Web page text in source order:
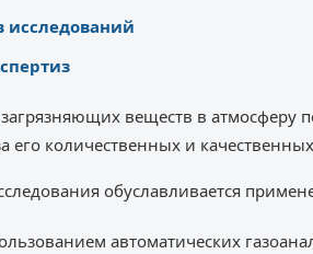
исследований
веществ в атмосферу
его количественных и
обуславливается
автоматических